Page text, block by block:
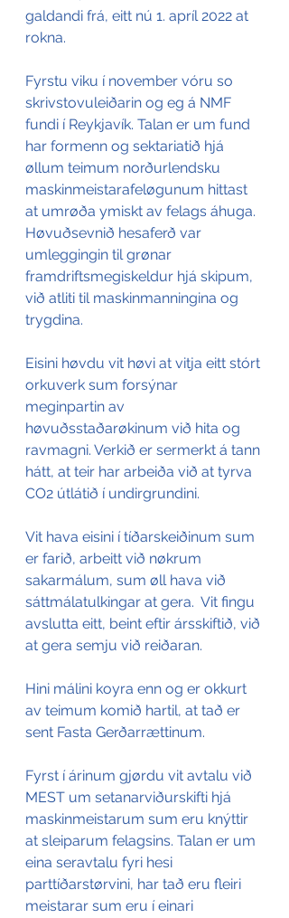
galdandi frá, eitt nú 1. apríl 2022 at
rokna.
Fyrstu viku í november vóru so
skrivstovuleiðarin og eg á NMF
fundi í Reykjavík. Talan er um fund
har formenn og sektariatið hjá
øllum teimum norðurlendsku
maskinmeistarafeløgunum hittast
at umrøða ymiskt av felags áhuga.
Høvuðsevnið hesaferð var
umleggingin til grønar
framdriftsmegiskeldur hjá skipum,
við atliti til maskinmanningina og
trygdina.
Eisini høvdu vit høvi at vitja eitt stórt
orkuverk sum forsýnar
meginpartin av
høvuðsstaðarøkinum við hita og
ravmagni. Verkið er sermerkt á tann
hátt, at teir har arbeiða við at tyrva
CO2 útlátið í undirgrundini.
Vit hava eisini í tíðarskeiðinum sum
er farið, arbeitt við nøkrum
sakarmálum, sum øll hava við
sáttmálatulkingar at gera.  Vit fingu
avslutta eitt, beint eftir ársskiftið, við
at gera semju við reiðaran.
Hini málini koyra enn og er okkurt
av teimum komið hartil, at tað er
sent Fasta Gerðarrættinum.
Fyrst í árinum gjørdu vit avtalu við
MEST um setanarviðurskifti hjá
maskinmeistarum sum eru knýttir
at sleiparum felagsins. Talan er um
eina seravtalu fyri hesi
parttíðarstørvini, har tað eru fleiri
meistarar sum eru í einari